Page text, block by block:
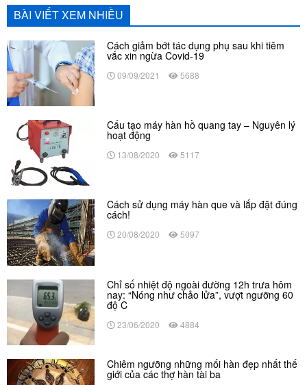
BÀI VIẾT XEM NHIỀU
Cách giảm bớt tác dụng phụ sau khi tiêm
vắc xin ngừa Covid-19
09/09/2021 5688
Cấu tạo máy hàn hồ quang tay – Nguyên lý
hoạt động
13/08/2020 5117
Cách sử dụng máy hàn que và lắp đặt đúng
cách!
20/08/2020 5097
Chỉ số nhiệt độ ngoài đường 12h trưa hôm
nay: “Nóng như chảo lửa”, vượt ngưỡng 60
độ C
23/06/2020 4884
Chiêm ngưỡng những mối hàn đẹp nhất thế
giới của các thợ hàn tài ba